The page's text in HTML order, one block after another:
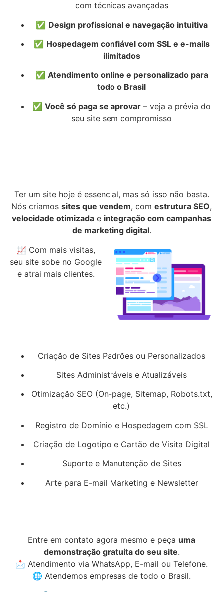
com técnicas avançadas
✅ Design profissional e navegação intuitiva
✅ Hospedagem confiável com SSL e e-mails
ilimitados
✅ Atendimento online e personalizado para
todo o Brasil
✅ Você só paga se aprovar – veja a prévia do
seu site sem compromisso
Ter um site hoje é essencial, mas só isso não basta.
Nós criamos sites que vendem, com estrutura SEO,
velocidade otimizada e integração com campanhas
de marketing digital.
📈 Com mais visitas,
seu site sobe no Google
e atrai mais clientes.
Criação de Sites Padrões ou Personalizados
Sites Administráveis e Atualizáveis
Otimização SEO (On-page, Sitemap, Robots.txt,
etc.)
Registro de Domínio e Hospedagem com SSL
Criação de Logotipo e Cartão de Visita Digital
Suporte e Manutenção de Sites
Arte para E-mail Marketing e Newsletter
Entre em contato agora mesmo e peça uma
demonstração gratuita do seu site.
📩 Atendimento via WhatsApp, E-mail ou Telefone.
🌐 Atendemos empresas de todo o Brasil.